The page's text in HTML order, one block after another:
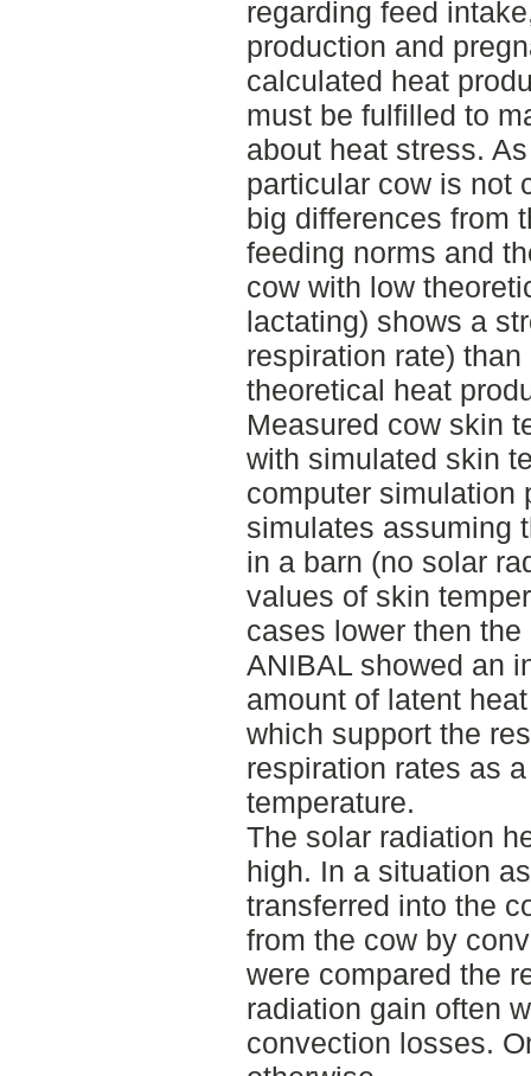
regarding feed
production and
calculated heat
must be fulfilled to
about heat stress.
particular cow is not
big differences from
feeding norms and
cow with low
lactating) shows a
respiration rate)
theoretical heat
Measured cow skin
with simulated skin
computer simulation
simulates assuming
in a barn (no solar
values of skin
cases lower then
ANIBAL showed an
amount of latent
which support the
respiration rates as
temperature.
The solar radiation
high. In a situation
transferred into the
from the cow by
were compared the
radiation gain often
convection losses.